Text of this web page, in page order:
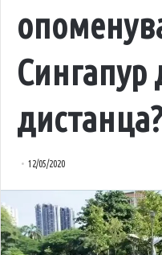
Сингапур
дистанца?
12/05/2020